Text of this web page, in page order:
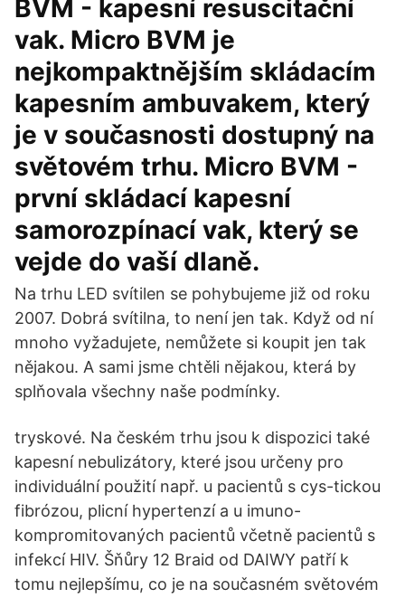
BVM - kapesní resuscitační
vak. Micro BVM je
nejkompaktnějším skládacím
kapesním ambuvakem, který
je v současnosti dostupný na
světovém trhu. Micro BVM -
první skládací kapesní
samorozpínací vak, který se
vejde do vaší dlaně.
Na trhu LED svítilen se pohybujeme již od roku
2007. Dobrá svítilna, to není jen tak. Když od ní
mnoho vyžadujete, nemůžete si koupit jen tak
nějakou. A sami jsme chtěli nějakou, která by
splňovala všechny naše podmínky.
tryskové. Na českém trhu jsou k dispozici také
kapesní nebulizátory, které jsou určeny pro
individuální použití např. u pacientů s cys-tickou
fibrózou, plicní hypertenzí a u imuno-
kompromitovaných pacientů včetně pacientů s
infekcí HIV. Šňůry 12 Braid od DAIWY patří k
tomu nejlepšímu, co je na současném světovém